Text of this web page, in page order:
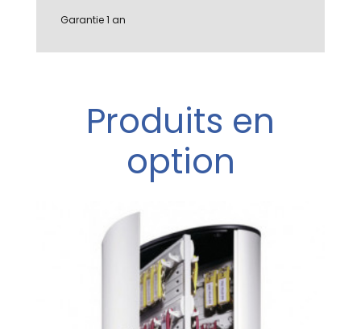
Garantie 1 an
Produits en
option